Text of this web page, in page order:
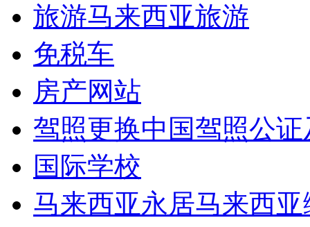
旅游马来西亚旅游
免税车
房产网站
驾照更换中国驾照公
国际学校
马来西亚永居马来西